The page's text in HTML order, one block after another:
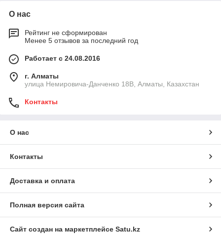
О нас
Рейтинг не сформирован
Менее 5 отзывов за последний год
Работает с 24.08.2016
г. Алматы
улица Немировича-Данченко 18В, Алматы, Казахстан
Контакты
О нас
Контакты
Доставка и оплата
Полная версия сайта
Сайт создан на маркетплейсе Satu.kz